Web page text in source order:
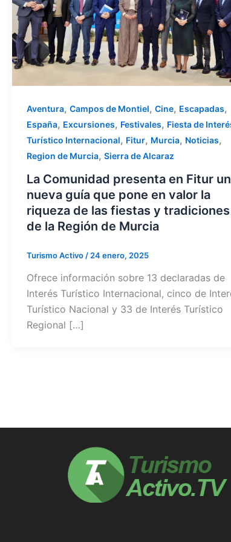
Aventura, Campos de Montiel, Cine, Escapadas,
España, Excursiones, Festivales, Fiesta de
Turístico Internacional, Fitur, Murcia, Noticias,
Region de Murcia, Sierra de Alcaraz
La Comunidad presenta en Fitur
nueva guía que pone en valor la
riqueza de las fiestas y tradiciones
de la Región de Murcia
Turismo Activo / 24 enero, 2025
Ofrece información sobre 13 declaradas de
Interés Turístico Internacional, cinco de
Turístico Nacional y 33 de Interés Turístico
Regional […]